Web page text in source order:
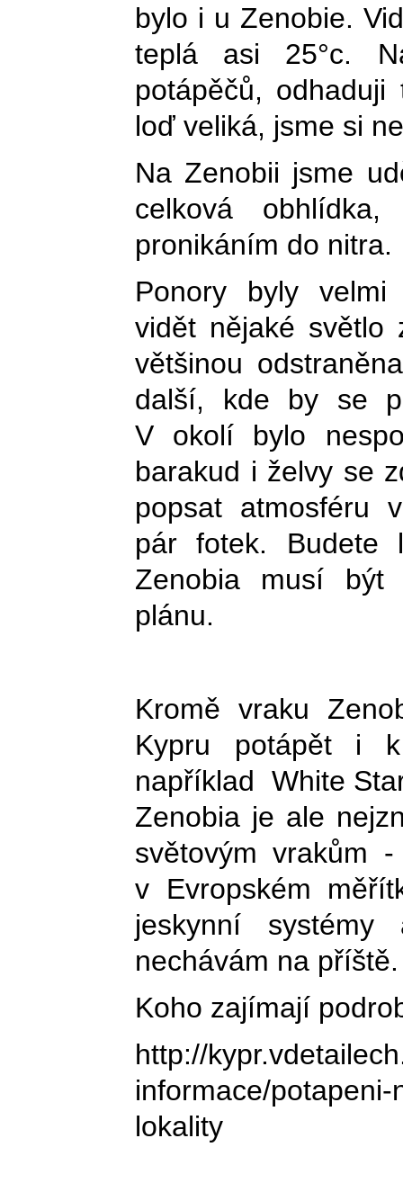
bylo i u Zenobie.
teplá asi 25°c.
potápěčů,
loď veliká, jsme si
Na Zenobii jsme
celková
pronikáním do nitra.
Ponory byly
vidět nějaké světlo
většinou
další, kde by se
V okolí bylo
barakud i želvy se
popsat atmosféru
pár fotek.
Zenobia musí být
plánu.
Kromě vraku
Kypru potápět i
například White
Zenobia je ale
světovým vrakům
v Evropském
jeskynní
nechávám na příště.
Koho zajímají
http://
informace/
lokality